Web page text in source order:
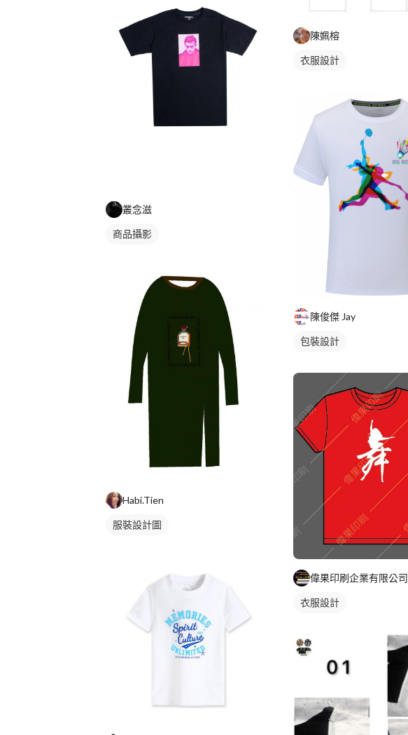
叢念滋
商品攝影
Habi.Tien
服裝設計圖
陳姵榕
衣服設計
陳俊傑 Jay
包裝設計
偉果印刷企業有限公司
衣服設計